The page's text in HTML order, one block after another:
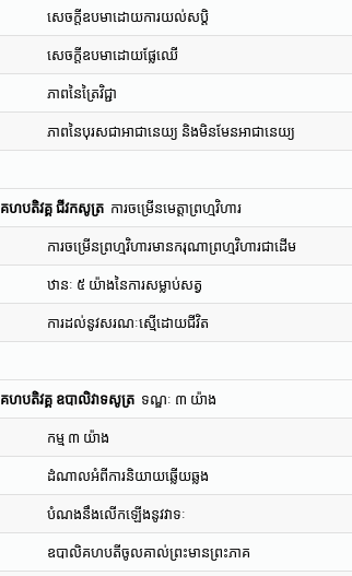
សេចក្តីឧបមាដោយការយល់សប្តិ
សេចក្តីឧបមាដោយផ្លែឈើ
ភាពនៃត្រៃវិជ្ជា
ភាពនៃបុរសជាអាជានេយ្យ និងមិនមែនអាជានេយ្យ
គហបតិវគ្គ ជីវកសូត្រ ការចម្រើនមេត្តាព្រហ្មវិហារ
ការចម្រើនព្រហ្មវិហារមានករុណាព្រហ្មវិហារជាដើម
ឋានៈ ៥ យ៉ាងនៃការសម្លាប់សត្វ
ការដល់នូវសរណៈស្មើដោយជីវិត
គហបតិវគ្គ ឧបាលិវាទសូត្រ ទណ្ឌៈ ៣ យ៉ាង
កម្ម ៣ យ៉ាង
ដំណាលអំពីការនិយាយឆ្លើយឆ្លង
បំណងនឹងលើកឡើងនូវវាទៈ
ឧបាលិគហបតីចូលគាល់ព្រះមានព្រះភាគ